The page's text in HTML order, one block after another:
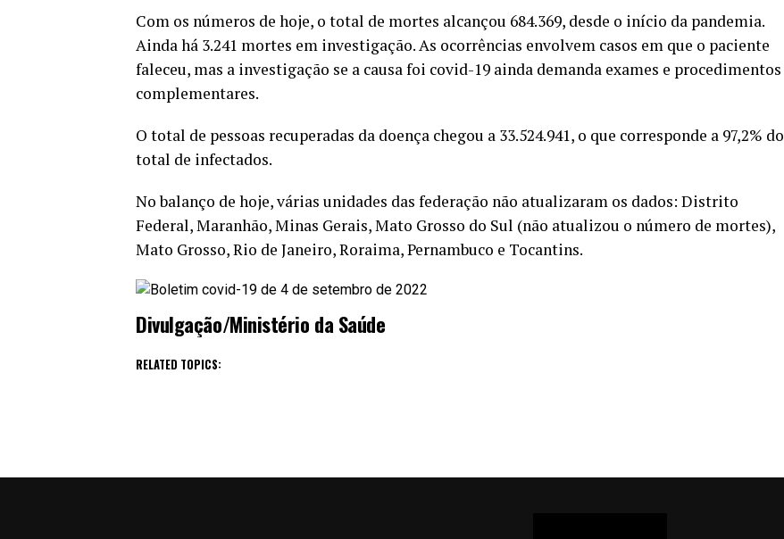
Com os números de hoje, o total de mortes alcançou 684.369, desde o início da pandemia.
Ainda há 3.241 mortes em investigação. As ocorrências envolvem casos em que o paciente
faleceu, mas a investigação se a causa foi covid-19 ainda demanda exames e procedimentos
complementares.
O total de pessoas recuperadas da doença chegou a 33.524.941, o que corresponde a 97,2% do
total de infectados.
No balanço de hoje, várias unidades das federação não atualizaram os dados: Distrito
Federal, Maranhão, Minas Gerais, Mato Grosso do Sul (não atualizou o número de mortes),
Mato Grosso, Rio de Janeiro, Roraima, Pernambuco e Tocantins.
Divulgação/Ministério da Saúde
RELATED TOPICS: